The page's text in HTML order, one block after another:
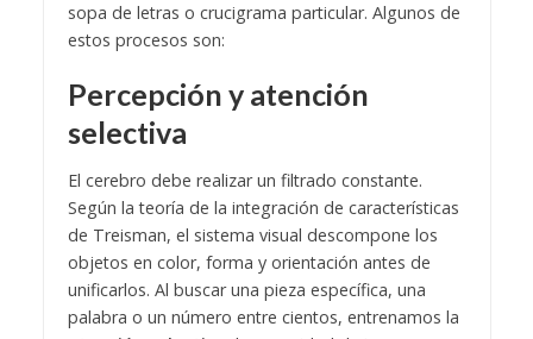
sopa de letras o crucigrama particular. Algunos de
estos procesos son:
Percepción y atención
selectiva
El cerebro debe realizar un filtrado constante.
Según la teoría de la integración de características
de Treisman, el sistema visual descompone los
objetos en color, forma y orientación antes de
unificarlos. Al buscar una pieza específica, una
palabra o un número entre cientos, entrenamos la